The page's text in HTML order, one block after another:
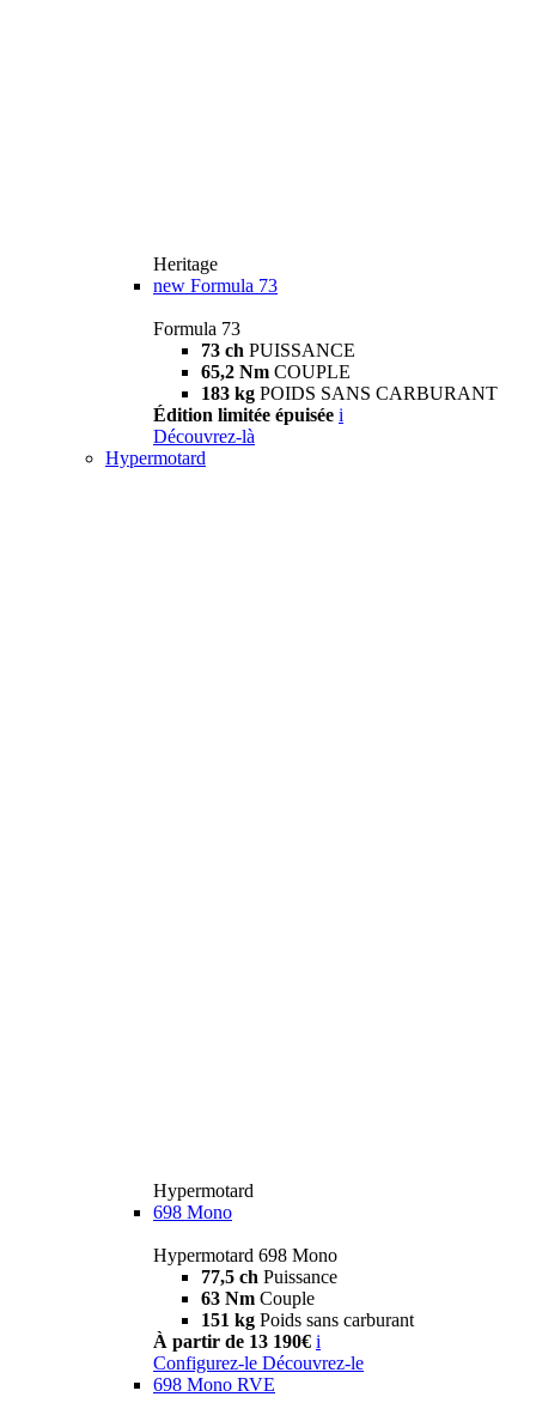
Heritage
new Formula 73
Formula 73
73 ch PUISSANCE
65,2 Nm COUPLE
183 kg POIDS SANS CARBURANT
Édition limitée épuisée i
Découvrez-là
Hypermotard
Hypermotard
698 Mono
Hypermotard 698 Mono
77,5 ch Puissance
63 Nm Couple
151 kg Poids sans carburant
À partir de 13 190€ i
Configurez-le Découvrez-le
698 Mono RVE